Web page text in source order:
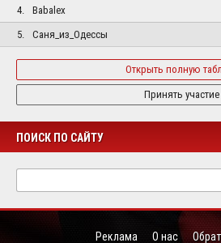
4.
Babalex
5.
Саня_из_Одессы
Открыть полную
Принять участие
ПОИСК ПО САЙТУ
Реклама О нас